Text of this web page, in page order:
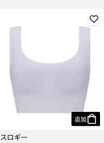
追加
スロギー